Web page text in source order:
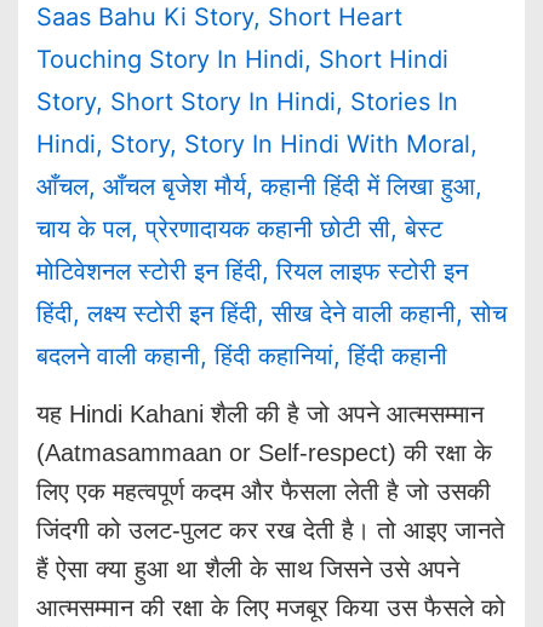
Saas Bahu Ki Story, Short Heart
Touching Story In Hindi, Short Hindi
Story, Short Story In Hindi, Stories In
Hindi, Story, Story In Hindi With Moral,
आँचल, आँचल बृजेश मौर्य,कहानी हिंदी में लिखा हुआ,
चाय के पल,प्रेरणादायक कहानी छोटी सी,बेस्ट
मोटिवेशनल स्टोरी इन हिंदी,रियल लाइफ स्टोरी इन
हिंदी,लक्ष्य स्टोरी इन हिंदी,सीख देने वाली कहानी,सोच
बदलने वाली कहानी,हिंदी कहानियां,हिंदी कहानी
यह Hindi Kahani शैली की है जो अपने आत्मसम्मान
(Aatmasammaan or Self-respect) की रक्षा के
लिए एक महत्वपूर्ण कदम और फैसला लेती है जो उसकी
जिंदगी को उलट-पुलट कर रख देती है। तो आइए जानते
हैं ऐसा क्या हुआ था शैली के साथ जिसने उसे अपने
आत्मसम्मान की रक्षा के लिए मजबूर किया उस फैसले को